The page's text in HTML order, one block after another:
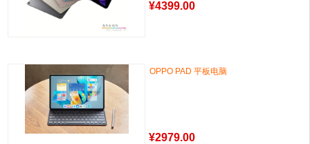
¥4399.00
OPPO PAD 平板电脑
¥2979.00